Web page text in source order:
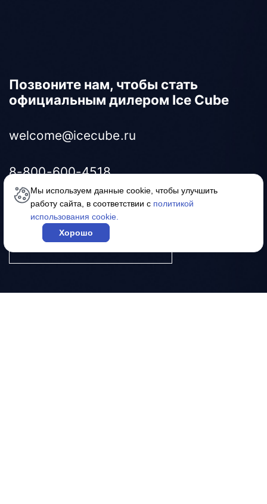
Позвоните нам, чтобы стать
официальным дилером Ice Cube
welcome@icecube.ru
8-800-600-4518
Задать вопрос
Мы используем данные cookie, чтобы улучшить
работу сайта, в соответствии с политикой
использования cookie.
Хорошо